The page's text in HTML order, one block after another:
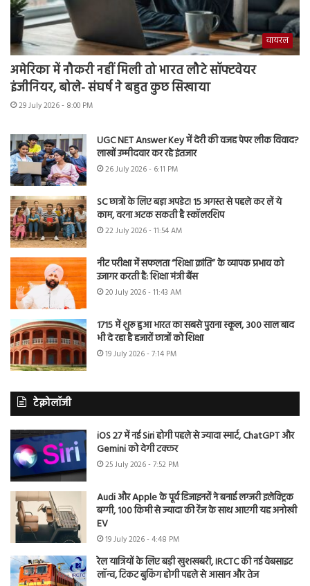
वायरल
अमेरिका में नौकरी नहीं मिली तो भारत लौटे सॉफ्टवेयर
इंजीनियर, बोले- संघर्ष ने बहुत कुछ सिखाया
29 July 2026 - 8:00 PM
UGC NET Answer Key में देरी की वजह पेपर लीक विवाद?
लाखों उम्मीदवार कर रहे इंतजार
26 July 2026 - 6:11 PM
SC छात्रों के लिए बड़ा अपडेट! 15 अगस्त से पहले कर लें ये
काम, वरना अटक सकती है स्कॉलरशिप
22 July 2026 - 11:54 AM
नीट परीक्षा में सफलता “शिक्षा क्रांति” के व्यापक प्रभाव को
उजागर करती है: शिक्षा मंत्री बैंस
20 July 2026 - 11:43 AM
1715 में शुरू हुआ भारत का सबसे पुराना स्कूल, 300 साल बाद
भी दे रहा है हजारों छात्रों को शिक्षा
19 July 2026 - 7:14 PM
टेक्नोलॉजी
iOS 27 में नई Siri होगी पहले से ज्यादा स्मार्ट, ChatGPT और
Gemini को देगी टक्कर
25 July 2026 - 7:52 PM
Audi और Apple के पूर्व डिजाइनरों ने बनाई लग्जरी इलेक्ट्रिक
बग्गी, 100 किमी से ज्यादा की रेंज के साथ आएगी यह अनोखी
EV
19 July 2026 - 4:48 PM
रेल यात्रियों के लिए बड़ी खुशखबरी, IRCTC की नई वेबसाइट
लॉन्च, टिकट बुकिंग होगी पहले से आसान और तेज